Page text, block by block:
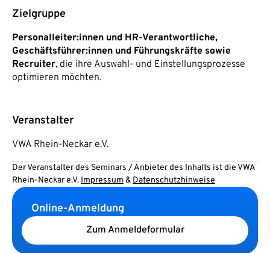
Zielgruppe
Personalleiter:innen und HR-Verantwortliche,
Geschäftsführer:innen und Führungskräfte sowie
Recruiter, die ihre Auswahl- und Einstellungsprozesse
optimieren möchten.
Veranstalter
VWA Rhein-Neckar e.V.
Der Veranstalter des Seminars / Anbieter des Inhalts ist die VWA
Rhein-Neckar e.V. Impressum & Datenschutzhinweise
Online-Anmeldung
Zum Anmeldeformular